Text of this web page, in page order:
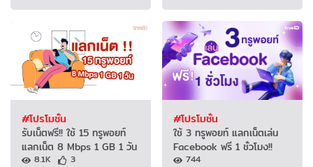
#โปรโมชั่น
รับเน็ตฟรี!! ใช้ 15 ทรูพอยท์
แลกเน็ต 8 Mbps 1 GB 1 วัน
8.1K 3
#โปรโมชั่น
ใช้ 3 ทรูพอยท์ แลกเน็ตเล่น
Facebook ฟรี 1 ชั่วโมง!!
744